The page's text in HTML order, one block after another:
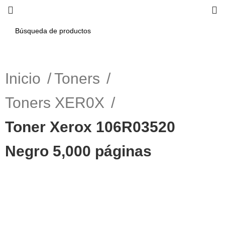
Inicio
Toners
Toners XER0X
Toner Xerox 106R03520
Negro 5,000 páginas